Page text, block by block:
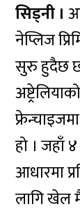
सिड्नी ।
नेप्लिज
सुरु हुदैछ
हो । जहाँ
आधारमा
लागि खेल